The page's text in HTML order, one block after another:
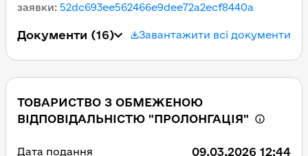
заявки: 52dc693ee562466e9dee72a2ecf8440a
Документи (16) Завантажити всі документи
ТОВАРИСТВО З ОБМЕЖЕНОЮ
ВІДПОВІДАЛЬНІСТЮ "ПРОЛОНГАЦІЯ"
Дата подання 09.03.2026 12:44